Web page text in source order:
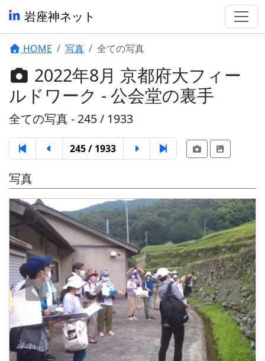
岩座神ネット
HOME 写真 全ての写真
2022年8月 京都府大フィー
ルドワーク - 公会堂の裏手
全ての写真 - 245 / 1933
245 / 1933
写真